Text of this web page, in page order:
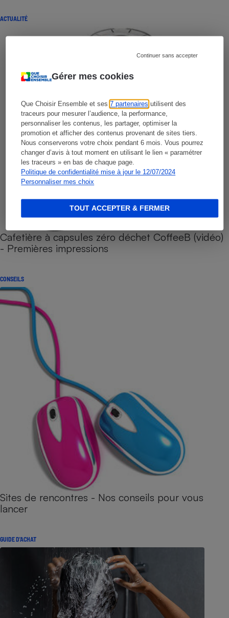
Gérer mes cookies
Que Choisir Ensemble et ses7 partenaires utilisent des
traceurs pour mesurer l’audience, la performance,
personnaliser les contenus, les partager, optimiser la
promotion et afficher des contenus provenant de sites tiers.
Nous conserverons votre choix pendant 6 mois. Vous pourrez
changer d’avis à tout moment en utilisant le lien « paramétrer
les traceurs » en bas de chaque page.
Politique de confidentialité mise à jour le 12/07/2024
Personnaliser mes choix
Continuer sans accepter
TOUT ACCEPTER & FERMER
ACTUALITÉ
Cafetière à capsules zéro déchet CoffeeB (vidéo)
- Premières impressions
CONSEILS
Sites de rencontres - Nos conseils pour vous
lancer
GUIDE D'ACHAT